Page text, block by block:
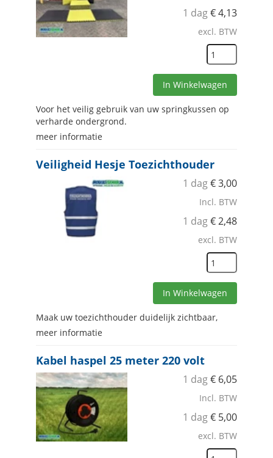
1 dag€4,13
excl. BTW
In Winkelwagen
Voor het veilig gebruik van uw springkussen op
verharde ondergrond.
meer informatie
Veiligheid Hesje Toezichthouder
1 dag€3,00
Incl. BTW
1 dag€2,48
excl. BTW
In Winkelwagen
Maak uw toezichthouder duidelijk zichtbaar,
meer informatie
Kabel haspel 25 meter 220 volt
1 dag€ 6,05
Incl. BTW
1 dag€ 5,00
excl. BTW